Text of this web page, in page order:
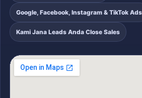
Google, Facebook, Instagram & TikTok Ads
Kami Jana Leads Anda Close Sales